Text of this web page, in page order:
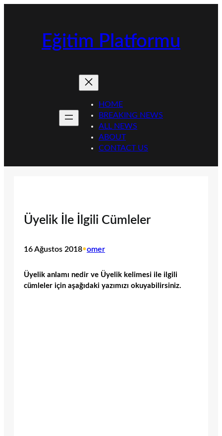
Eğitim Platformu
HOME
BREAKING NEWS
ALL NEWS
ABOUT
CONTACT US
Üyelik İle İlgili Cümleler
16 Ağustos 2018•omer
Üyelik anlamı nedir ve Üyelik kelimesi ile ilgili
cümleler için aşağıdaki yazımızı okuyabilirsiniz.